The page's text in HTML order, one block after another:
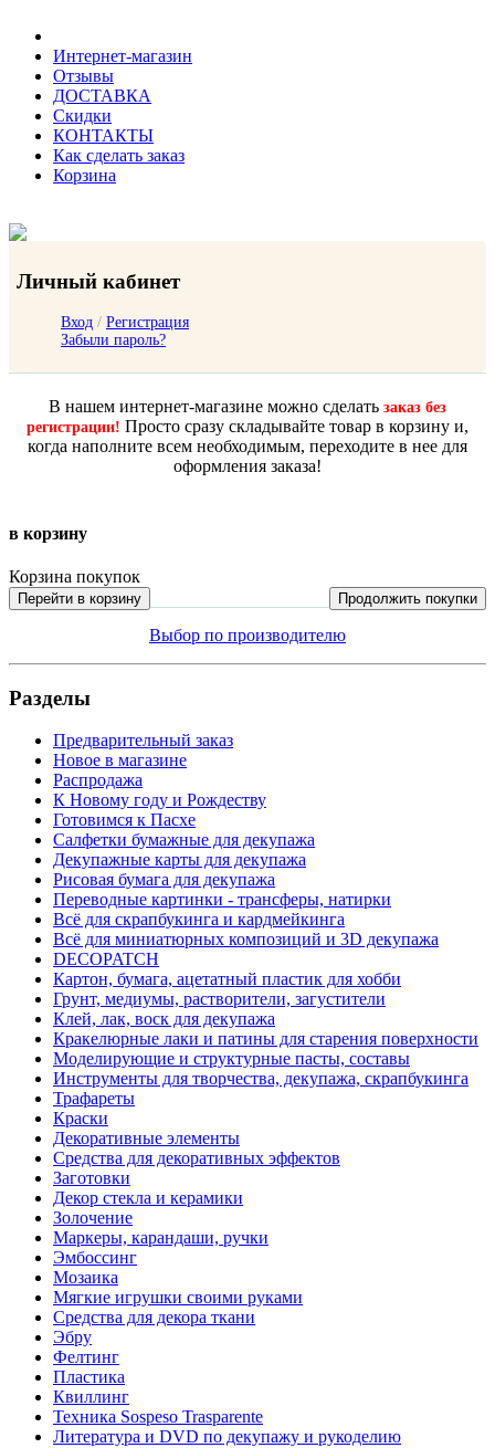
Интернет-магазин
Отзывы
ДОСТАВКА
Скидки
КОНТАКТЫ
Как сделать заказ
Корзина
Личный кабинет
Вход / Регистрация
Забыли пароль?
В нашем интернет-магазине можно сделать заказ без
регистрации! Просто сразу складывайте товар в корзину и,
когда наполните всем необходимым, переходите в нее для
оформления заказа!
в корзину
Корзина покупок
Перейти в корзину Продолжить покупки
Выбор по производителю
Разделы
Предварительный заказ
Новое в магазине
Распродажа
К Новому году и Рождеству
Готовимся к Пасхе
Салфетки бумажные для декупажа
Декупажные карты для декупажа
Рисовая бумага для декупажа
Переводные картинки - трансферы, натирки
Всё для скрапбукинга и кардмейкинга
Всё для миниатюрных композиций и 3D декупажа
DECOPATCH
Картон, бумага, ацетатный пластик для хобби
Грунт, медиумы, растворители, загустители
Клей, лак, воск для декупажа
Кракелюрные лаки и патины для старения поверхности
Моделирующие и структурные пасты, составы
Инструменты для творчества, декупажа, скрапбукинга
Трафареты
Краски
Декоративные элементы
Средства для декоративных эффектов
Заготовки
Декор стекла и керамики
Золочение
Маркеры, карандаши, ручки
Эмбоссинг
Мозаика
Мягкие игрушки своими руками
Средства для декора ткани
Эбру
Фелтинг
Пластика
Квиллинг
Техника Sospeso Trasparente
Литература и DVD по декупажу и рукоделию